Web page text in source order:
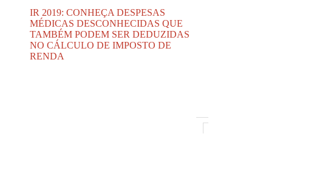
IR 2019: CONHEÇA DESPESAS
MÉDICAS DESCONHECIDAS QUE
TAMBÉM PODEM SER DEDUZIDAS
NO CÁLCULO DE IMPOSTO DE
RENDA